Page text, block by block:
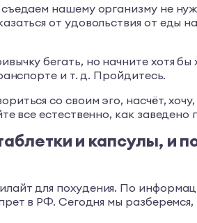
нашему организму не
от удовольствия от еды
бегать, но начните хотя
и т. д. Пройдитесь.
со своим эго, насчёт,
все естественно, как заведено
и капсулы, и
для похудения. По
в РФ. Сегодня мы